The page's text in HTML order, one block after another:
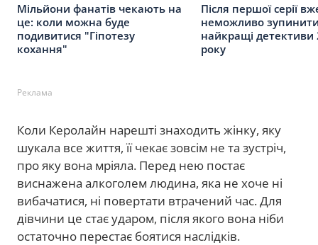
Мільйони фанатів чекають на
це: коли можна буде
подивитися "Гіпотезу
кохання"
Після першої серії
неможливо
найкращі детективи
року
Реклама
Коли Керолайн нарешті знаходить жінку, яку
шукала все життя, її чекає зовсім не та зустріч,
про яку вона мріяла. Перед нею постає
виснажена алкоголем людина, яка не хоче ні
вибачатися, ні повертати втрачений час. Для
дівчини це стає ударом, після якого вона ніби
остаточно перестає боятися наслідків.